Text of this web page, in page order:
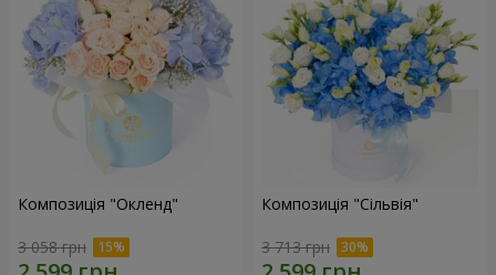
Композиція "Окленд"
3 058 грн
Композиція "Сільвія"
3 713 грн